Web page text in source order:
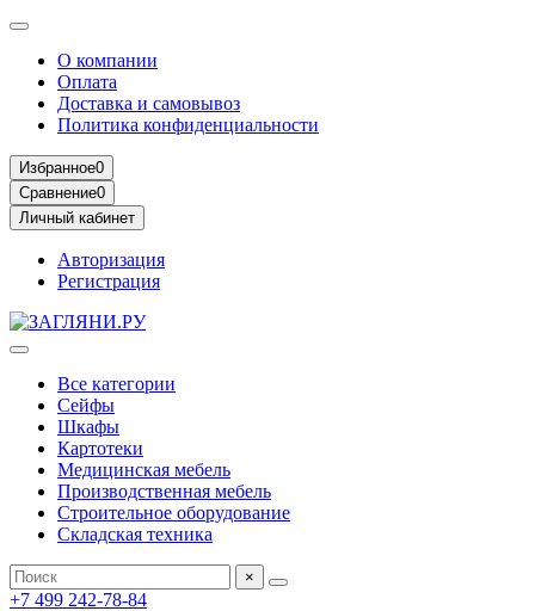
О компании
Оплата
Доставка и самовывоз
Политика конфиденциальности
Избранное0
Сравнение0
Личный кабинет
Авторизация
Регистрация
Все категории
Сейфы
Шкафы
Картотеки
Медицинская мебель
Производственная мебель
Строительное оборудование
Складская техника
×
+7 499 242-78-84